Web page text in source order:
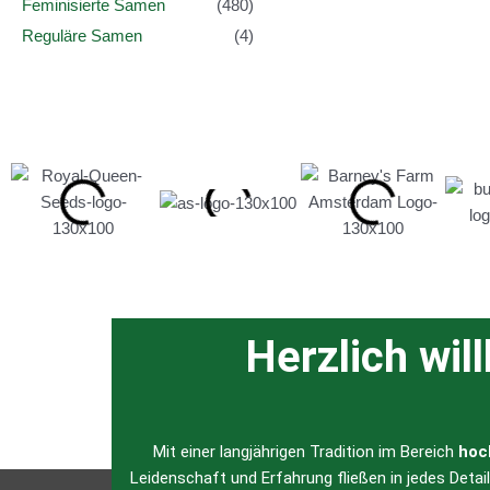
Feminisierte Samen
(480)
Reguläre Samen
(4)
Herzlich
Mit einer langjährigen Tradition im Bereich
Leidenschaft und Erfahrung fließen in jedes